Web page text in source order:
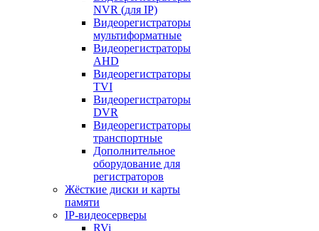
NVR (для IP)
Видеорегистраторы
мультиформатные
Видеорегистраторы
AHD
Видеорегистраторы
TVI
Видеорегистраторы
DVR
Видеорегистраторы
транспортные
Дополнительное
оборудование для
регистраторов
Жёсткие диски и карты
памяти
IP-видеосерверы
RVi